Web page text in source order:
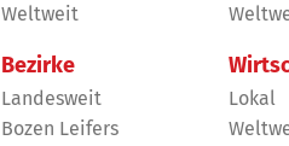
Weltweit
Bezirke
Landesweit
Bozen Leifers
Lokal